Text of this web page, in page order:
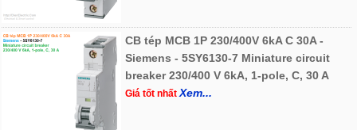
CB tép MCB 1P 230/400V 6kA C 30A -
Siemens - 5SY6130-7 Miniature circuit
breaker 230/400 V 6kA, 1-pole, C, 30 A
Giá tốt nhấtXem...